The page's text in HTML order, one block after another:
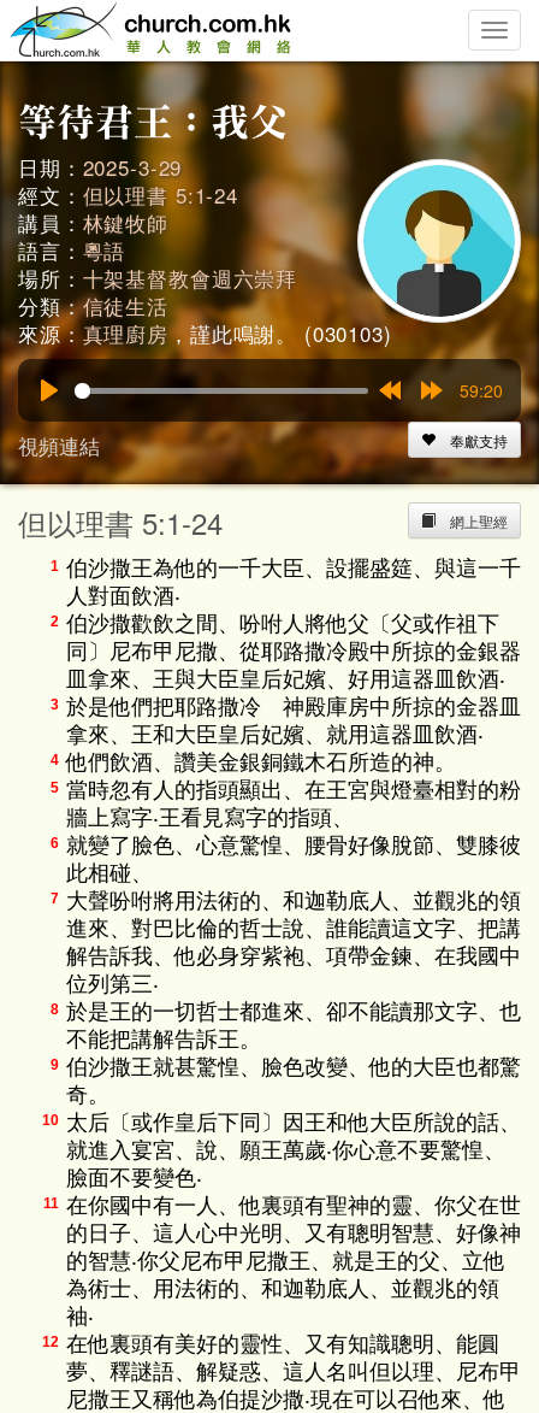
Toggle
日期： 2025-3-29
經文： 但以理書 5:1-24
講員： 林鍵牧師
語言： 粵語
場所： 十架基督教會週六崇拜
分類：信徒生活
來源：真理廚房，謹此鳴謝。 (030103)
Rewind
15s
59:20
視頻連結 奉獻支持
網上聖經
但以理書 5:1-24
1 伯沙撒王為他的一千大臣、設擺盛筵、與這一千
人對面飲酒‧
2 伯沙撒歡飲之間、吩咐人將他父〔父或作祖下
同〕尼布甲尼撒、從耶路撒冷殿中所掠的金銀器
皿拿來、王與大臣皇后妃嬪、好用這器皿飲酒‧
3 於是他們把耶路撒冷 神殿庫房中所掠的金器皿
拿來、王和大臣皇后妃嬪、就用這器皿飲酒‧
4 他們飲酒、讚美金銀銅鐵木石所造的神。
5 當時忽有人的指頭顯出、在王宮與燈臺相對的粉
牆上寫字‧王看見寫字的指頭、
6 就變了臉色、心意驚惶、腰骨好像脫節、雙膝彼
此相碰、
7 大聲吩咐將用法術的、和迦勒底人、並觀兆的領
進來、對巴比倫的哲士說、誰能讀這文字、把講
解告訴我、他必身穿紫袍、項帶金鍊、在我國中
位列第三‧
8 於是王的一切哲士都進來、卻不能讀那文字、也
不能把講解告訴王。
9 伯沙撒王就甚驚惶、臉色改變、他的大臣也都驚
奇。
10 太后〔或作皇后下同〕因王和他大臣所說的話、
就進入宴宮、說、願王萬歲‧你心意不要驚惶、
臉面不要變色‧
11 在你國中有一人、他裏頭有聖神的靈、你父在世
的日子、這人心中光明、又有聰明智慧、好像神
的智慧‧你父尼布甲尼撒王、就是王的父、立他
為術士、用法術的、和迦勒底人、並觀兆的領
袖‧
12 在他裏頭有美好的靈性、又有知識聰明、能圓
夢、釋謎語、解疑惑、這人名叫但以理、尼布甲
尼撒王又稱他為伯提沙撒‧現在可以召他來、他